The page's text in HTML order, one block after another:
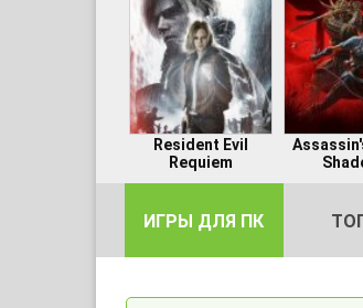
Resident Evil
Requiem
ИГРЫ ДЛЯ ПК